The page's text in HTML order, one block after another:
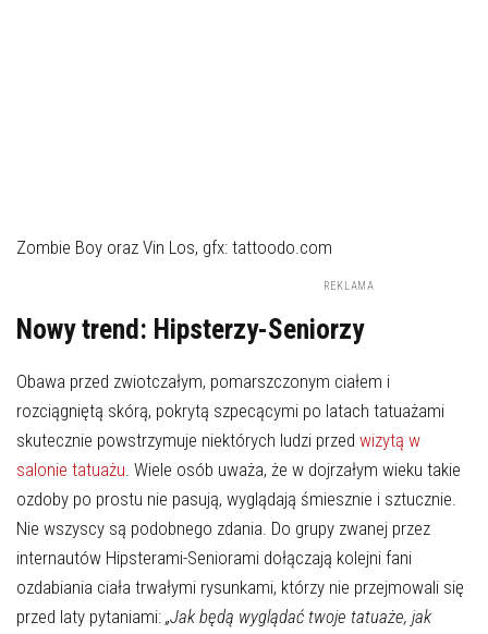
Zombie Boy oraz Vin Los, gfx: tattoodo.com
REKLAMA
Nowy trend: Hipsterzy-Seniorzy
Obawa przed zwiotczałym, pomarszczonym ciałem i
rozciągniętą skórą, pokrytą szpecącymi po latach tatuażami
skutecznie powstrzymuje niektórych ludzi przed wizytą w
salonie tatuażu. Wiele osób uważa, że w dojrzałym wieku takie
ozdoby po prostu nie pasują, wyglądają śmiesznie i sztucznie.
Nie wszyscy są podobnego zdania. Do grupy zwanej przez
internautów Hipsterami-Seniorami dołączają kolejni fani
ozdabiania ciała trwałymi rysunkami, którzy nie przejmowali się
przed laty pytaniami: „Jak będą wyglądać twoje tatuaże, jak